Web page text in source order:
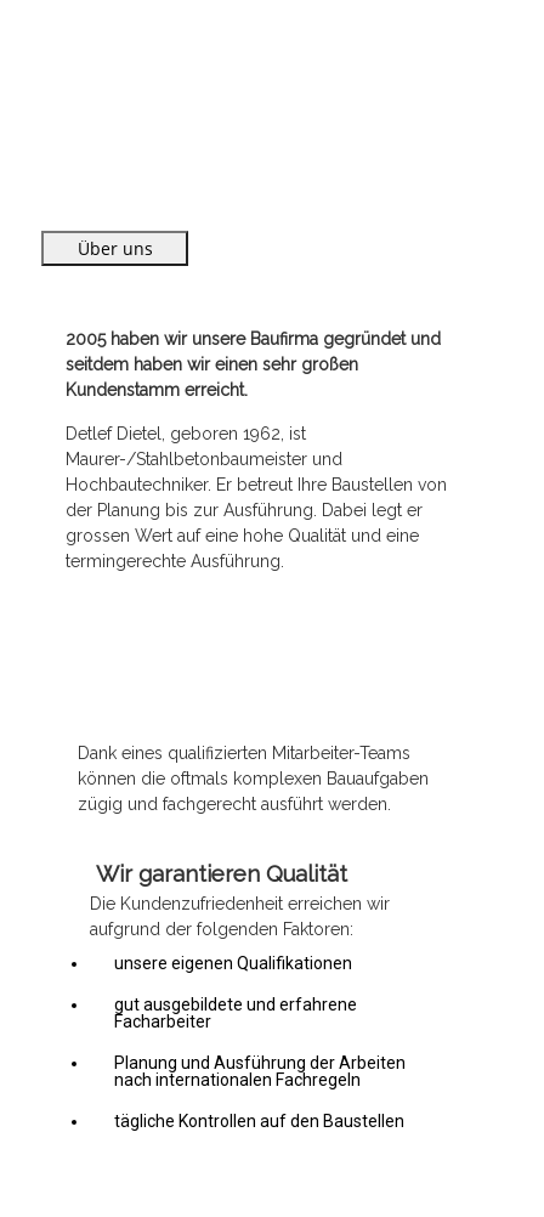
Über uns
2005 haben wir unsere Baufirma gegründet und
seitdem haben wir einen sehr großen
Kundenstamm erreicht.
Detlef Dietel, geboren 1962, ist
Maurer-/Stahlbetonbaumeister und
Hochbautechniker. Er betreut Ihre Baustellen von
der Planung bis zur Ausführung. Dabei legt er
grossen Wert auf eine hohe Qualität und eine
termingerechte Ausführung.
Dank eines qualifizierten Mitarbeiter-Teams
können die oftmals komplexen Bauaufgaben
zügig und fachgerecht ausführt werden.
Wir garantieren Qualität
Die Kundenzufriedenheit erreichen wir
aufgrund der folgenden Faktoren:
unsere eigenen Qualifikationen
gut ausgebildete und erfahrene
Facharbeiter
Planung und Ausführung der Arbeiten
nach internationalen Fachregeln
tägliche Kontrollen auf den Baustellen